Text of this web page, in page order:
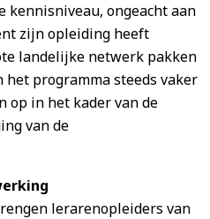
kennisniveau, ongeacht aan
zijn opleiding heeft
landelijke netwerk pakken
programma steeds vaker
op in het kader van de
van de
lerarenopleiders van